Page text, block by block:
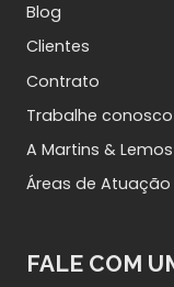
Blog
Clientes
Contrato
Trabalhe conosco
A Martins & Lemos
Áreas de Atuação
FALE COM